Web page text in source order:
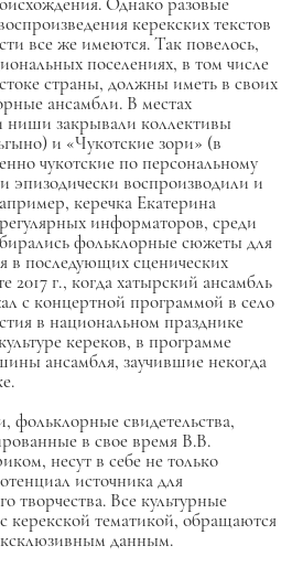
керекских текстов
все же имеются. Так повелось,
поселениях, в том числе
страны, должны иметь в своих
ансамбли. В местах
ниши закрывали коллективы
и «Чукотские зори» (в
чукотские по персональному
эпизодически воспроизводили и
керечка Екатерина
информаторов, среди
фольклорные сюжеты для
в последующих сценических
2017 г., когда хатырский ансамбль
с концертной программой в село
в национальном празднике
кереков, в программе
ансамбля, заучившие некогда
фольклорные свидетельства,
в свое время В.В.
несут в себе не только
источника для
творчества. Все культурные
керекской тематикой, обращаются
данным.